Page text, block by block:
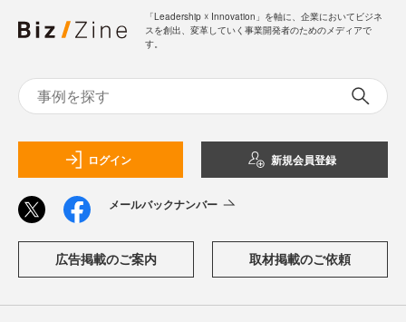
「Leadership ☓ Innovation」を軸に、企業においてビジネ
スを創出、変革していく事業開発者のためのメディアで
す。
ログイン 新規会員登録
メールバックナンバー
広告掲載のご案内 取材掲載のご依頼